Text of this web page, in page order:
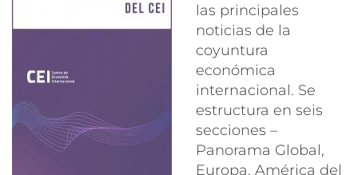
las principales
noticias de la
coyuntura
económica
internacional. Se
estructura en seis
secciones –
Panorama Global,
Europa, América del